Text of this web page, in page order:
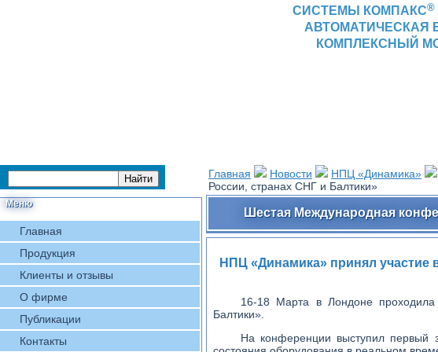
СИСТЕМЫ КОМПАКС®
АВТОМАТИЧЕСКАЯ
КОМПЛЕКСНЫЙ
Меню
Главная
Продукция
Клиенты и отзывы
О фирме
Публикации
Контакты
Главная Новости НПЦ «Динамика»
России, странах СНГ и Балтики»
Шестая Международная
НПЦ «Динамика» принял участие
16-18 Марта в Лондоне
Балтики».
На конференции выступил первый